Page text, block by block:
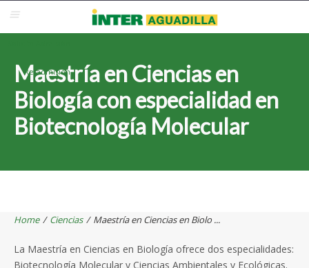
Correo Electrónico
Re-admisión
Maestría en Ciencias en
Biología con especialidad en
Biotecnología Molecular
Home / Ciencias / Maestría en Ciencias en Biolo ...
La Maestría en Ciencias en Biología ofrece dos especialidades:
Biotecnología Molecular y Ciencias Ambientales y Ecológicas.